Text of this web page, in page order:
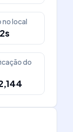
no local
do